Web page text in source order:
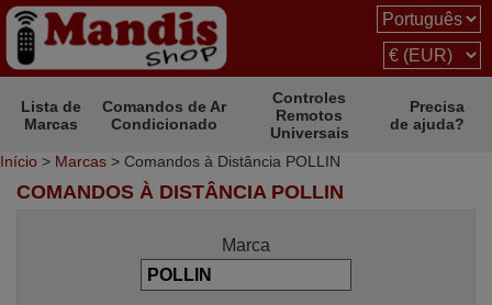
Lista de
Marcas
Comandos de Ar
Condicionado
Controles
Remotos
Universais
Precisa
de ajuda?
Início > Marcas > Comandos à Distância POLLIN
COMANDOS À DISTÂNCIA POLLIN
Marca